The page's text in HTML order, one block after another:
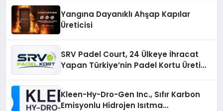
Yangına Dayanıklı Ahşap Kapılar
Üreticisi
SRV Padel Court, 24 Ülkeye İhracat
Yapan Türkiye’nin Padel Kortu Üretim
Kleen-Hy-Dro-Gen Inc., Sıfır Karbon
Emisyonlu Hidrojen Isıtma